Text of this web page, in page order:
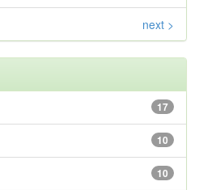
next >
17
10
10